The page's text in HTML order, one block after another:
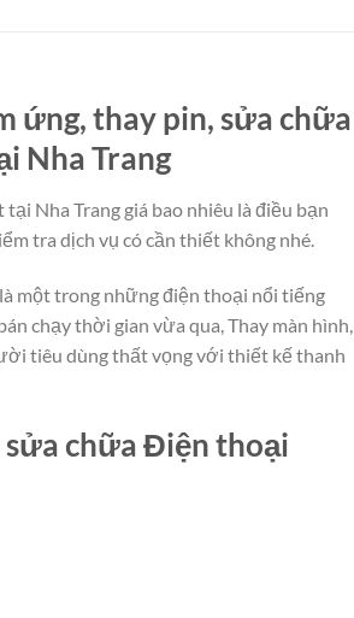
ứng, thay pin, sửa chữa
Nha Trang
Nha Trang giá bao nhiêu là điều bạn
tra dịch vụ có cần thiết không nhé.
một trong những điện thoại nổi tiếng
chạy thời gian vừa qua, Thay màn hình,
tiêu dùng thất vọng với thiết kế thanh
sửa chữa Điện thoại